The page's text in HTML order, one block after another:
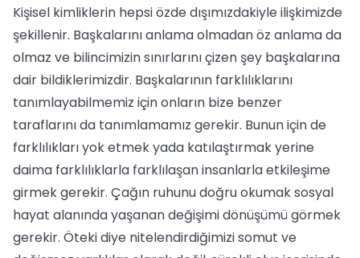
Kişisel kimliklerin hepsi özde dışımızdakiyle ilişkimizde
şekillenir. Başkalarını anlama olmadan öz anlama da
olmaz ve bilincimizin sınırlarını çizen şey başkalarına
dair bildiklerimizdir. Başkalarının farklılıklarını
tanımlayabilmemiz için onların bize benzer
taraflarını da tanımlamamız gerekir. Bunun için de
farklılıkları yok etmek yada katılaştırmak yerine
daima farklılıklarla farklılaşan insanlarla etkileşime
girmek gerekir. Çağın ruhunu doğru okumak sosyal
hayat alanında yaşanan değişimi dönüşümü görmek
gerekir. Öteki diye nitelendirdiğimizi somut ve